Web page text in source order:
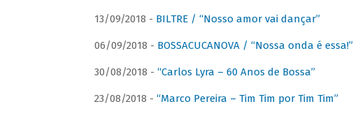
13/09/2018 - BILTRE / “Nosso amor vai dançar”
06/09/2018 - BOSSACUCANOVA / “Nossa onda é essa!”
30/08/2018 - “Carlos Lyra – 60 Anos de Bossa”
23/08/2018 - “Marco Pereira – Tim Tim por Tim Tim”